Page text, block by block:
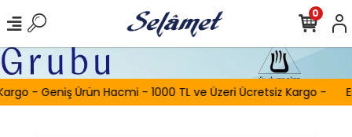
- Geniş Ürün Hacmi - 1000 TL ve Üzeri Ücretsiz Kargo -
0